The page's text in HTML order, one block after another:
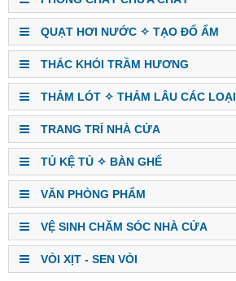
QUẠT HƠI NƯỚC ✧ TẠO ĐỔ ẨM
THÁC KHÓI TRẦM HƯƠNG
THẢM LÓT ✧ THẢM LÂU CÁC LOẠI
TRANG TRÍ NHÀ CỬA
TỦ KỆ TỦ ✧ BÀN GHẾ
VĂN PHÒNG PHẨM
VỆ SINH CHĂM SÓC NHÀ CỬA
VÒI XỊT - SEN VÒI